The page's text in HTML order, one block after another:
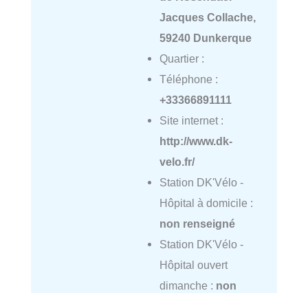
Jacques Collache,
59240 Dunkerque
Quartier :
Téléphone :
+33366891111
Site internet :
http://www.dk-
velo.fr/
Station DK'Vélo -
Hôpital à domicile :
non renseigné
Station DK'Vélo -
Hôpital ouvert
dimanche : non